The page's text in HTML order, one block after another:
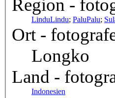
Region -
LinduLindu; PaluPalu;
Ort -
Longko
Land -
Indonesien